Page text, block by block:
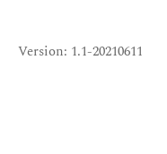
Version: 1.1-20210611